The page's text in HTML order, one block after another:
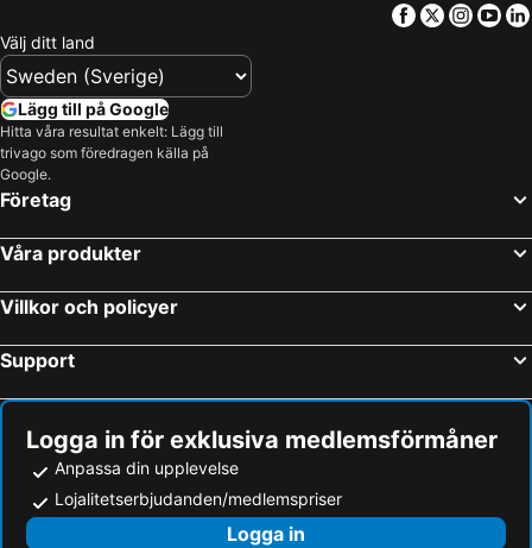
Facebook
Twitter
Välj ditt land
Lägg till på Google
Hitta våra resultat enkelt: Lägg till
trivago som föredragen källa på
Google.
Företag
Våra produkter
Villkor och policyer
Support
Logga in för exklusiva medlemsförmåner
Anpassa din upplevelse
Lojalitetserbjudanden/medlemspriser
Logga in